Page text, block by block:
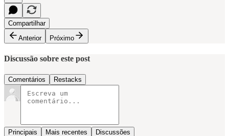
Compartilhar
Anterior
Próximo
Discussão sobre este post
Comentários Restacks
Principais Mais recentes Discussões